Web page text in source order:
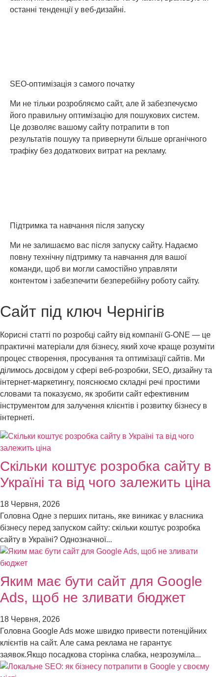
останні тенденції у веб-дизайні.
SEO-оптимізація з самого початку
Ми не тільки розробляємо сайт, але й забезпечуємо
його правильну оптимізацію для пошукових систем.
Це дозволяє вашому сайту потрапити в топ
результатів пошуку та привернути більше органічного
трафіку без додаткових витрат на рекламу.
Підтримка та навчання після запуску
Ми не залишаємо вас після запуску сайту. Надаємо
повну технічну підтримку та навчання для вашої
команди, щоб ви могли самостійно управляти
контентом і забезпечити безперебійну роботу сайту.
Сайт під ключ Чернігів
Корисні статті по розробці сайту від компанії G-ONE — це
практичні матеріали для бізнесу, який хоче краще розуміти
процес створення, просування та оптимізації сайтів. Ми
ділимось досвідом у сфері веб-розробки, SEO, дизайну та
інтернет-маркетингу, пояснюємо складні речі простими
словами та показуємо, як зробити сайт ефективним
інструментом для залучення клієнтів і розвитку бізнесу в
інтернеті.
Скільки коштує розробка сайту в
Україні та від чого залежить ціна
18 Червня, 2026
Головна Одне з перших питань, яке виникає у власника
бізнесу перед запуском сайту: скільки коштує розробка
сайту в Україні? Однозначної...
Яким має бути сайт для Google
Ads, щоб не зливати бюджет
18 Червня, 2026
Головна Google Ads може швидко привести потенційних
клієнтів на сайт. Але сама реклама не гарантує
заявок.Якщо посадкова сторінка слабка, незрозуміла...